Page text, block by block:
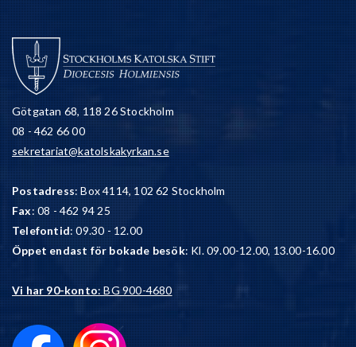
Götgatan 68, 118 26 Stockholm
08 - 462 66 00
sekretariat@katolskakyrkan.se
Postadress: Box 4114, 102 62 Stockholm
Fax: 08 - 462 94 25
Telefontid: 09.30 - 12.00
Öppet endast för bokade besök: Kl. 09.00-12.00, 13.00-16.00
Vi har 90-konto: BG 900-4680